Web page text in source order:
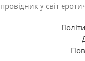
провідник у світ